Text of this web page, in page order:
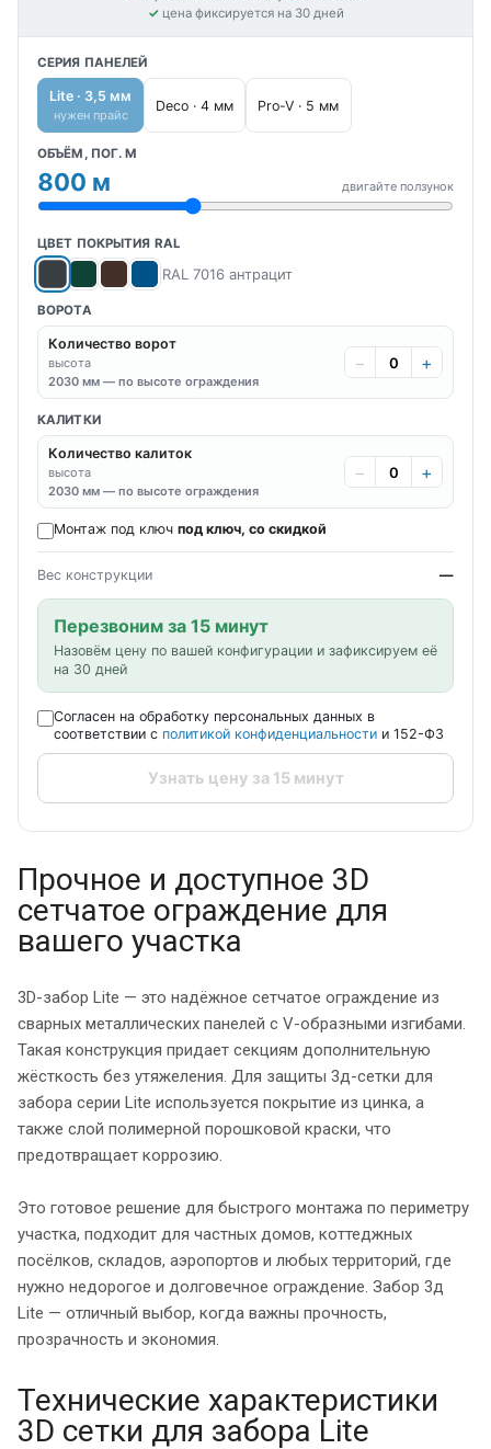
цена фиксируется на 30 дней
СЕРИЯ ПАНЕЛЕЙ
Lite · 3,5 мм
нужен прайс
Deco · 4 мм Pro-V · 5 мм
ОБЪЁМ, ПОГ. М
800 м двигайте ползунок
ЦВЕТ ПОКРЫТИЯ RAL
RAL 7016 антрацит
ВОРОТА
Количество ворот
высота
2030 мм — по высоте ограждения
− +
КАЛИТКИ
Количество калиток
высота
2030 мм — по высоте ограждения
− +
Монтаж под ключ под ключ, со скидкой
Вес конструкции —
Перезвоним за 15 минут
Назовём цену по вашей конфигурации и зафиксируем её
на 30 дней
Согласен на обработку персональных данных в
соответствии с политикой конфиденциальности и 152-ФЗ
Узнать цену за 15 минут
Прочное и доступное 3D
сетчатое ограждение для
вашего участка
3D-забор Lite — это надёжное сетчатое ограждение из
сварных металлических панелей с V-образными изгибами.
Такая конструкция придает секциям дополнительную
жёсткость без утяжеления. Для защиты 3д-сетки для
забора серии Lite используется покрытие из цинка, а
также слой полимерной порошковой краски, что
предотвращает коррозию.
Это готовое решение для быстрого монтажа по периметру
участка, подходит для частных домов, коттеджных
посёлков, складов, аэропортов и любых территорий, где
нужно недорогое и долговечное ограждение. Забор 3д
Lite — отличный выбор, когда важны прочность,
прозрачность и экономия.
Технические характеристики
3D сетки для забора Lite